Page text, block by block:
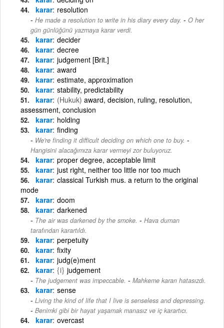
karar resolution
He made a resolution to write in his diary every day. - O her
gün günlüğünü yazmaya karar verdi.
karar decider
karar decree
karar judgement [Brit.]
karar award
karar estimate, approximation
karar stability, predictability
karar (Hukuk) award, decision, ruling, resolution,
assessment, conclusion
karar holding
karar finding
We're finding it difficult deciding on which one to buy. -
Hangisini alacağımıza karar vermeyi zor buluyoruz.
karar proper degree, acceptable limit
karar just right, neither too little nor too much
karar classical Turkish mus. a return to the original
mode
karar doom
karar darkened
The air was darkened by the smoke. - Hava duman
tarafından karartıldı.
karar perpetuity
karar fixity
karar judg(e)ment
karar {i} judgement
The judgement was impeccable. - Mahkeme kararı hatasızdı.
karar sense
Living the kind of life that I live is senseless and depressing.
- Benimki gibi bir hayat yaşamak manasız ve iç karartıcı.
karar overcast